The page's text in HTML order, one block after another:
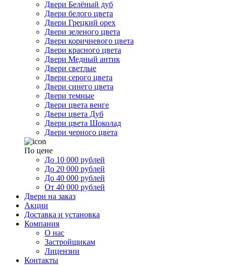
Двери Белёный дуб
Двери белого цвета
Двери Грецкий орех
Двери зеленого цвета
Двери коричневого цвета
Двери красного цвета
Двери Медный антик
Двери светлые
Двери серого цвета
Двери синего цвета
Двери темные
Двери цвета венге
Двери цвета Дуб
Двери цвета Шоколад
Двери черного цвета
По цене
До 10 000 рублей
До 20 000 рублей
До 40 000 рублей
От 40 000 рублей
Двери на заказ
Акции
Доставка и установка
Компания
О нас
Застройщикам
Лицензии
Контакты